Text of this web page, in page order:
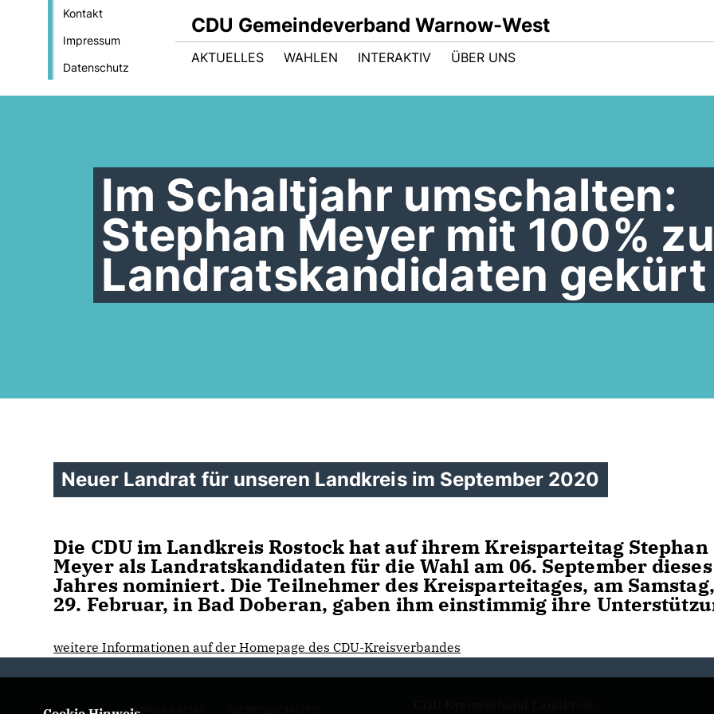
Kontakt
Impressum
Datenschutz
CDU Gemeindeverband Warnow-West
AKTUELLES WAHLEN INTERAKTIV ÜBER UNS
Im Schaltjahr umschalten:
Stephan Meyer mit 100%
Landratskandidaten gekürt
Neuer Landrat für unseren Landkreis im September 2020
Die CDU im Landkreis Rostock hat auf ihrem Kreisparteitag Stephan
Meyer als Landratskandidaten für die Wahl am 06. September dieses
Jahres nominiert. Die Teilnehmer des Kreisparteitages, am
29. Februar, in Bad Doberan, gaben ihm einstimmig ihre
weitere Informationen auf der Homepage des CDU-Kreisverbandes
IMPRESSUM